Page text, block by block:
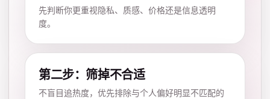
先判断你更重视隐私、质感、价格还是信息透明
度。
第二步：筛掉不合适
不盲目追热度，优先排除与个人偏好明显不匹配的